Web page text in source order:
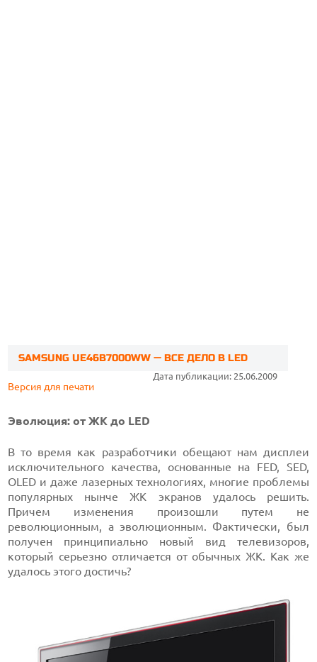
SAMSUNG UE46B7000WW — ВСЕ ДЕЛО В LED
Дата публикации: 25.06.2009
Версия для печати
Эволюция: от ЖК до LED
В то время как разработчики обещают нам дисплеи
исключительного качества, основанные на FED, SED,
OLED и даже лазерных технологиях, многие проблемы
популярных нынче ЖК экранов удалось решить.
Причем изменения произошли путем не
революционным, а эволюционным. Фактически, был
получен принципиально новый вид телевизоров,
который серьезно отличается от обычных ЖК. Как же
удалось этого достичь?